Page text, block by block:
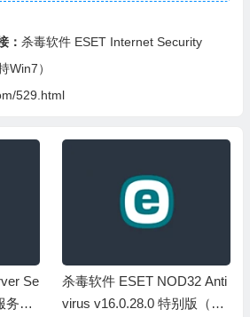
： 杀毒软件 ESET Internet Security
Win7）
529.html
Se
务器
杀毒软件 ESET NOD32 Anti
virus v16.0.28.0 特别版（支